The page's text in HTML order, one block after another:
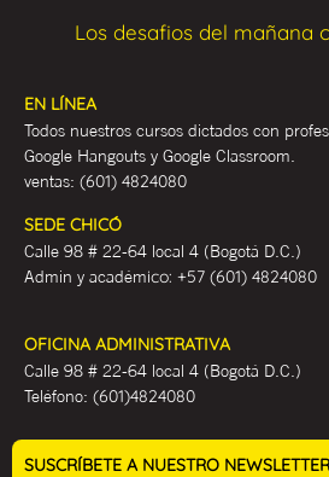
Los desafios del mañana
EN LÍNEA
Todos nuestros cursos dictados con
Google Hangouts y Google Classroom.
ventas: (601) 4824080
SEDE CHICÓ
Calle 98 # 22-64 local 4 (Bogotá D.C.)
Admin y académico: +57 (601) 4824080
OFICINA ADMINISTRATIVA
Calle 98 # 22-64 local 4 (Bogotá D.C.)
Teléfono: (601)4824080
SUSCRÍBETE A NUESTRO NEWSLETTER